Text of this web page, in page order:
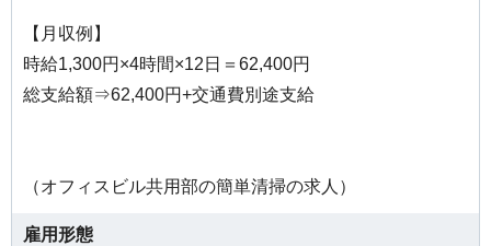
【月収例】
時給1,300円×4時間×12日＝62,400円
総支給額⇒62,400円+交通費別途支給
（オフィスビル共用部の簡単清掃の求人）
雇用形態